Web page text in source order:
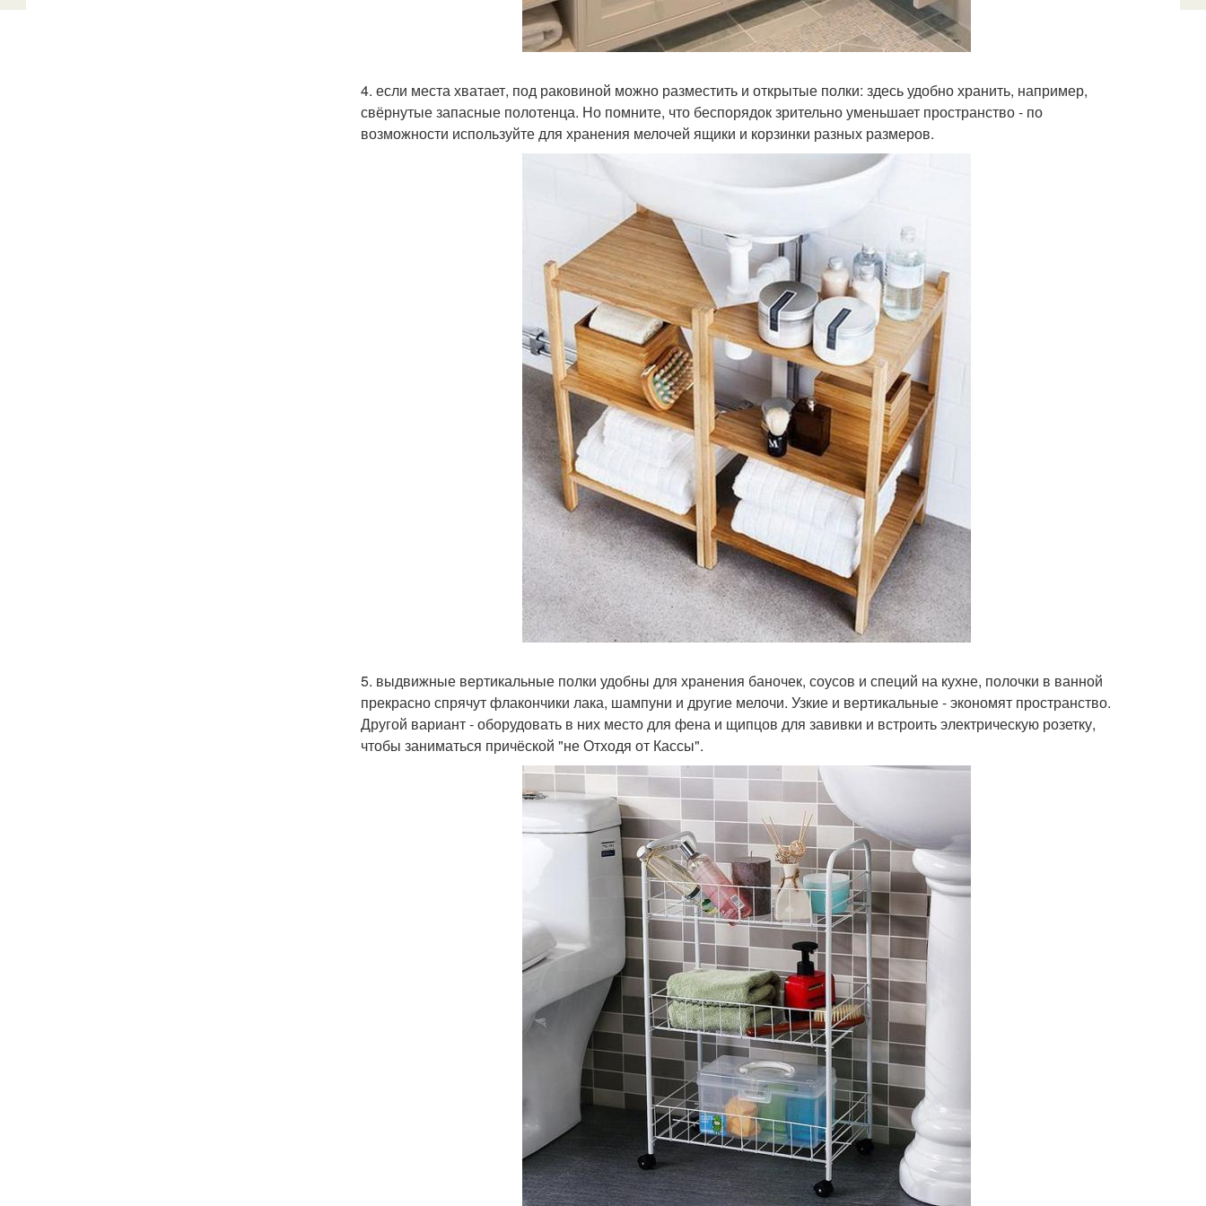
4. если места хватает, под раковиной можно разместить и открытые полки: здесь удобно хранить, например,
свёрнутые запасные полотенца. Но помните, что беспорядок зрительно уменьшает пространство - по
возможности используйте для хранения мелочей ящики и корзинки разных размеров.
5. выдвижные вертикальные полки удобны для хранения баночек, соусов и специй на кухне, полочки в ванной
прекрасно спрячут флакончики лака, шампуни и другие мелочи. Узкие и вертикальные - экономят пространство.
Другой вариант - оборудовать в них место для фена и щипцов для завивки и встроить электрическую розетку,
чтобы заниматься причёской "не Отходя от Кассы".